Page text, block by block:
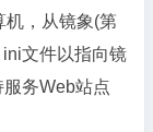
，从镜象(第
文件以指向镜
务Web站点